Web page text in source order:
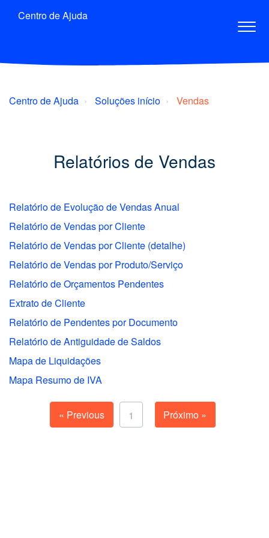
Centro de Ajuda
Centro de Ajuda Soluções início Vendas
Relatórios de Vendas
Relatório de Evolução de Vendas Anual
Relatório de Vendas por Cliente
Relatório de Vendas por Cliente (detalhe)
Relatório de Vendas por Produto/Serviço
Relatório de Orçamentos Pendentes
Extrato de Cliente
Relatório de Pendentes por Documento
Relatório de Antiguidade de Saldos
Mapa de Liquidações
Mapa Resumo de IVA
« Previous 1 Próximo »